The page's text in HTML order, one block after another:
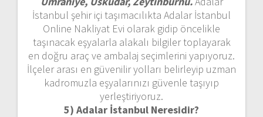
İstanbul şehir içi taşımacılıkta Adalar İstanbul
Online Nakliyat Evi olarak gidip öncelikle
taşınacak eşyalarla alakalı bilgiler toplayarak
en doğru araç ve ambalaj seçimlerini yapıyoruz.
İlçeler arası en güvenilir yolları belirleyip uzman
kadromuzla eşyalarınızı güvenle taşıyıp
yerleştiriyoruz.
5) Adalar İstanbul Neresidir?